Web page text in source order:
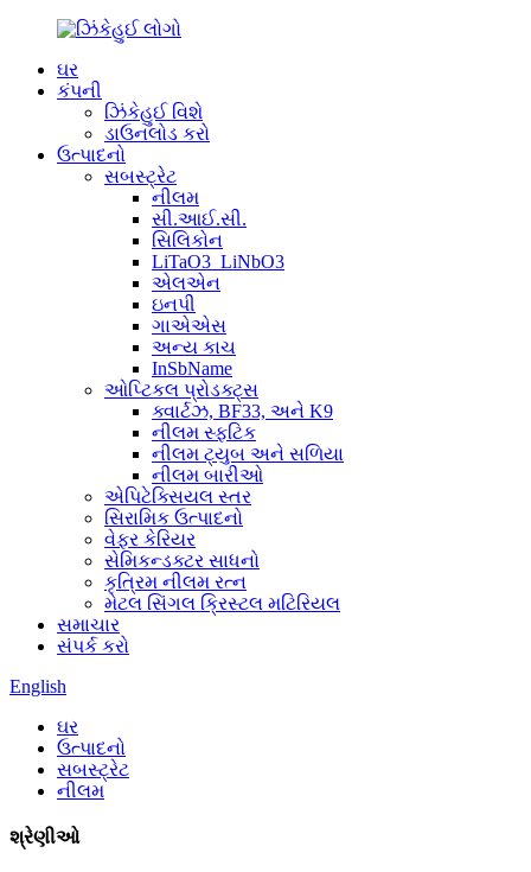
ઘર
કંપની
ઝિંકેહુઈ વિશે
ડાઉનલોડ કરો
ઉત્પાદનો
સબસ્ટ્રેટ
નીલમ
સી.આઈ.સી.
સિલિકોન
LiTaO3_LiNbO3
એલએન
ઇનપી
ગાએએસ
અન્ય કાચ
InSbName
ઓપ્ટિકલ પ્રોડક્ટ્સ
ક્વાર્ટઝ, BF33, અને K9
નીલમ સ્ફટિક
નીલમ ટ્યુબ અને સળિયા
નીલમ બારીઓ
એપિટેક્સિયલ સ્તર
સિરામિક ઉત્પાદનો
વેફર કેરિયર
સેમિકન્ડક્ટર સાધનો
કૃત્રિમ નીલમ રત્ન
મેટલ સિંગલ ક્રિસ્ટલ મટિરિયલ
સમાચાર
સંપર્ક કરો
English
ઘર
ઉત્પાદનો
સબસ્ટ્રેટ
નીલમ
શ્રેણીઓ